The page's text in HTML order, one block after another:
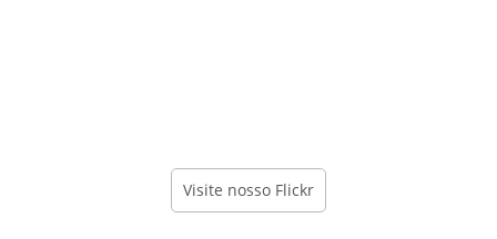
Visite nosso Flickr